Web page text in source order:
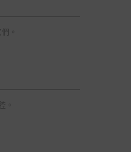
。
。